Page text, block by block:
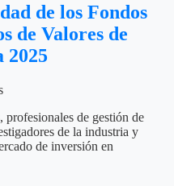
de los Fondos
de Valores de
2025
de gestión de
de la industria y
de inversión en